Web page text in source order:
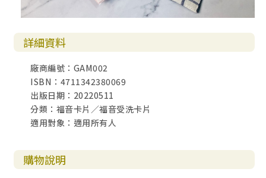
詳細資料
廠商編號：GAM002
ISBN：4711342380069
出版日期：20220511
分類：福音卡片／福音受洗卡片
適用對象：適用所有人
購物說明